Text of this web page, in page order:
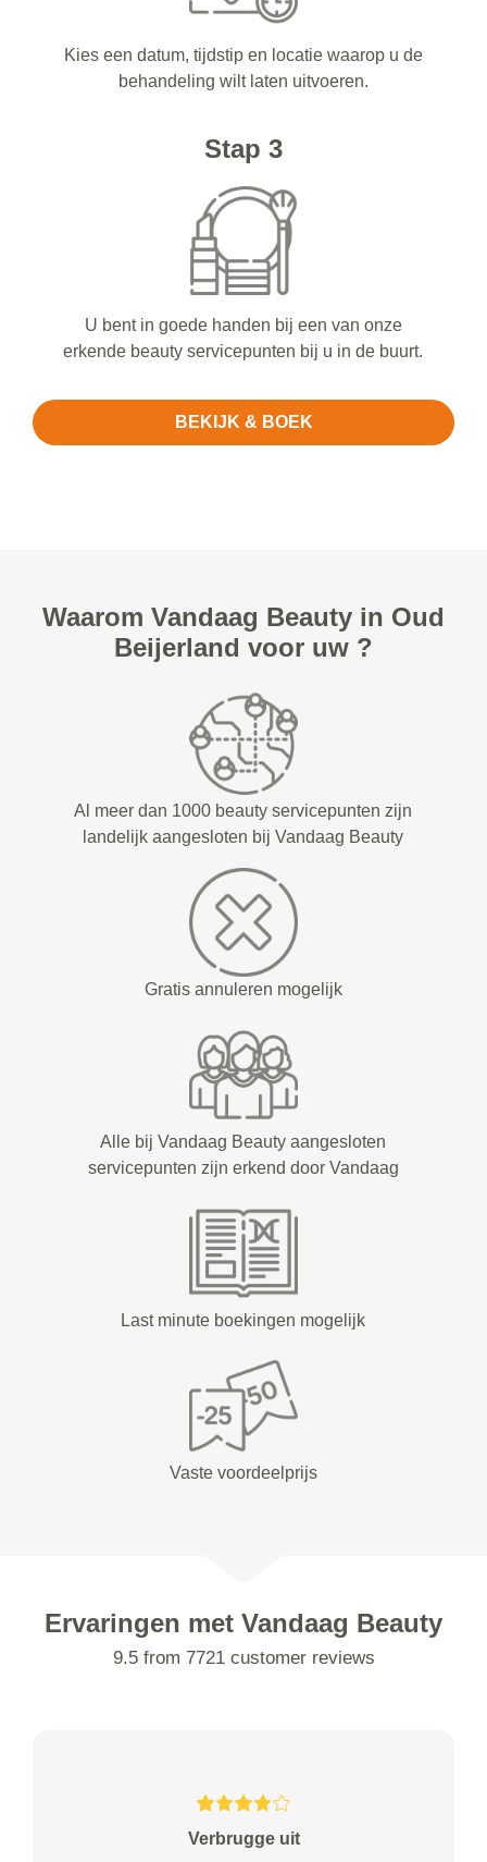
Kies een datum, tijdstip en locatie waarop u de
behandeling wilt laten uitvoeren.
Stap 3
U bent in goede handen bij een van onze
erkende beauty servicepunten bij u in de buurt.
BEKIJK & BOEK
Waarom Vandaag Beauty in Oud
Beijerland voor uw ?
Al meer dan 1000 beauty servicepunten zijn
landelijk aangesloten bij Vandaag Beauty
Gratis annuleren mogelijk
Alle bij Vandaag Beauty aangesloten
servicepunten zijn erkend door Vandaag
Last minute boekingen mogelijk
Vaste voordeelprijs
Ervaringen met Vandaag Beauty
9.5 from 7721 customer reviews
Verbrugge uit